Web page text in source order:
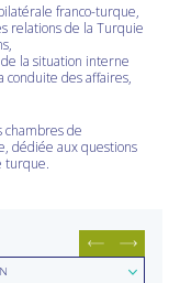
franco-turque,
relations de la Turquie
la situation interne
des affaires,
chambres de
dédiée aux questions
turque.